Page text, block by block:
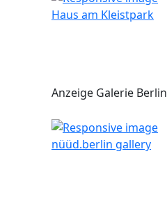
Haus am Kleistpark
Anzeige Galerie Berlin
nüüd.berlin gallery